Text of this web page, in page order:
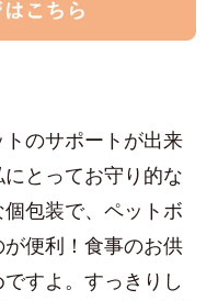
のサポートが出来
とってお守り的な
包装で、ペットボ
便利！食事のお供
すよ。すっきりし